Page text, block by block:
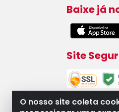
O nosso site coleta
Baixe já
Site